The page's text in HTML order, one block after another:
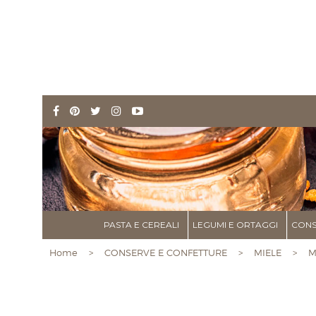
PASTA E CEREALI LEGUMI E ORTAGGI
Home > CONSERVE E CONFETTURE> MIELE>